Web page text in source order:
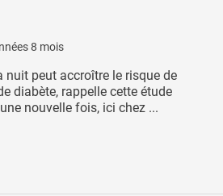
8 mois
nuit peut accroître le risque de
diabète, rappelle cette étude
nouvelle fois, ici chez ...